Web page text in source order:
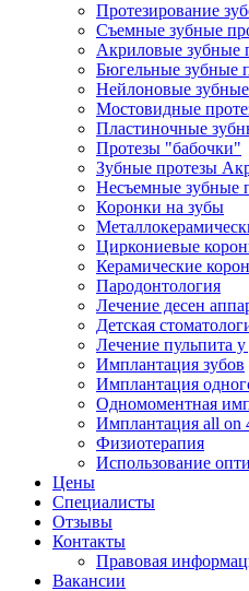
Протезирование
Съемные зубные
Акриловые зубные
Бюгельные зубные
Нейлоновые
Мостовидные
Пластиночные
Протезы "бабочки"
Зубные протезы
Несъемные зубные
Коронки на зубы
Циркониевые
Керамические
Пародонтология
Лечение десен
Детская
Лечение пульпита у
Имплантация зубов
Имплантация
Одномоментная
Имплантация all on
Физиотерапия
Использование
Цены
Специалисты
Отзывы
Контакты
Правовая
Вакансии